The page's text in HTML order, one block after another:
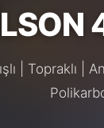
| Topraklı |